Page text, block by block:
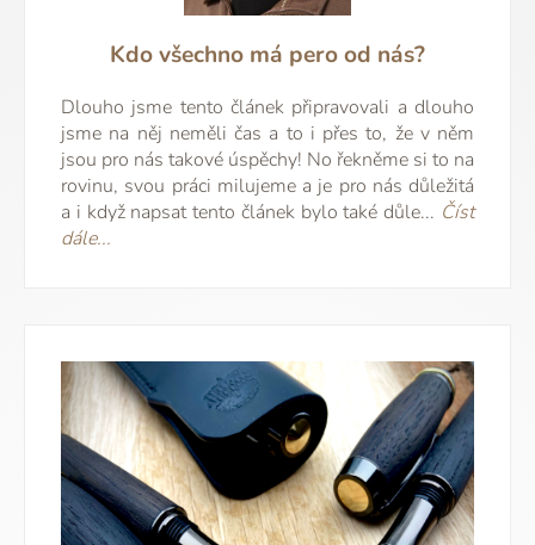
Kdo všechno má pero od nás?
Dlouho jsme tento článek připravovali a dlouho
jsme na něj neměli čas a to i přes to, že v něm
jsou pro nás takové úspěchy! No řekněme si to na
rovinu, svou práci milujeme a je pro nás důležitá
a i když napsat tento článek bylo také důle... Číst
dále...